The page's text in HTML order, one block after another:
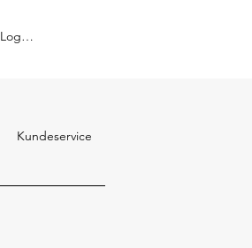
Logg inn
Kundeservice